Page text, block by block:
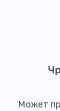
Может